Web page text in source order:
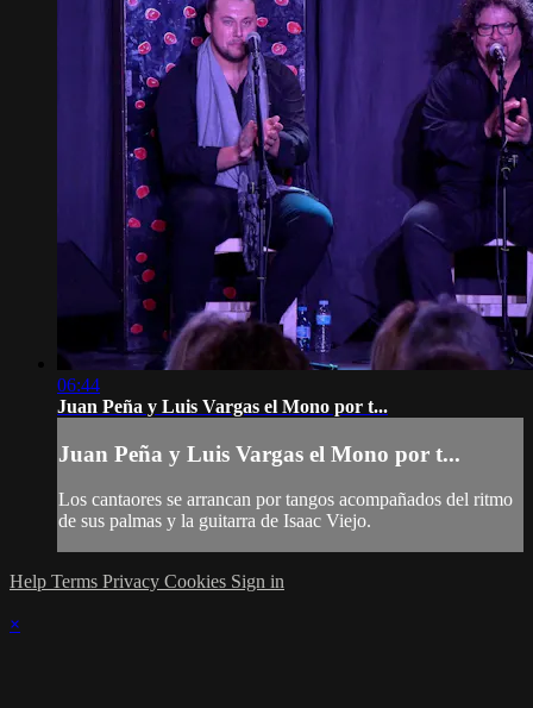
06:44
Juan Peña y Luis Vargas el Mono por t...
Juan Peña y Luis Vargas el Mono por t...
Los cantaores se arrancan por tangos acompañados del ritmo
de sus palmas y la guitarra de Isaac Viejo.
Help Terms Privacy Cookies Sign in
×